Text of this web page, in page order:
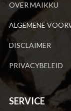
OVER MAIKKU
ALGEMENE
DISCLAIMER
PRIVACYBELEID
SERVICE